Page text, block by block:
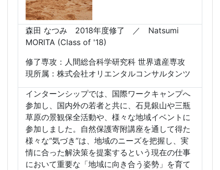
森⽥ なつみ 2018年度修了 ／ Natsumi
MORITA (Class of '18)
修了専攻：人間総合科学研究科 世界遺産専攻
現所属：株式会社オリエンタルコンサルタンツ
インターンシップでは、国際ワークキャンプへ
参加し、国内外の若者と共に、石見銀山や三瓶
草原の景観保全活動や、様々な地域イベントに
参加しました。自然保護寄附講座を通して得た
様々な“気づき”は、地域のニーズを把握し、実
情に合った解決策を提案するという現在の仕事
において重要な「地域に向き合う姿勢」を育て